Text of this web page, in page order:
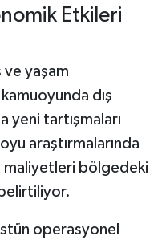
Etkileri
ve yaşam
dış
yeni tartışmaları
araştırmalarında
maliyetleri bölgedeki
operasyonel